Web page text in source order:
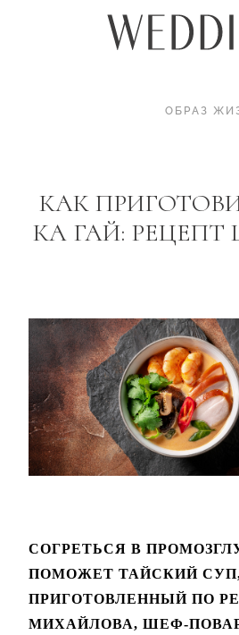
ОБРАЗ
КАК
КА ГАЙ:
СОГРЕТЬСЯ В
ПОМОЖЕТ ТАЙСКИЙ
ПРИГОТОВЛЕННЫЙ ПО
МИХАЙЛОВА, ШЕФ-